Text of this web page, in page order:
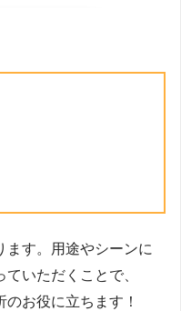
ます。用途やシーンに
いただくことで、
お役に立ちます！